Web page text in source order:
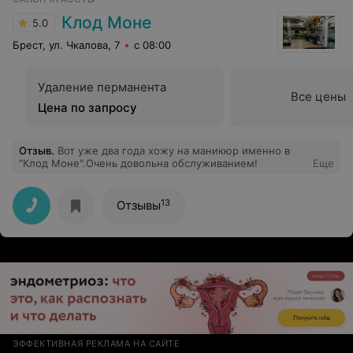
5.0 Клод Моне
Брест, ул. Чкалова, 7 с 08:00
Удаление перманента
Цена по запросу
Все цены
Отзыв. Вот уже два года хожу на маникюр именно в
"Клод Моне".Очень довольна обслуживанием!
Еще
Отзывы13
ЭФФЕКТИВНАЯ РЕКЛАМА НА САЙТЕ